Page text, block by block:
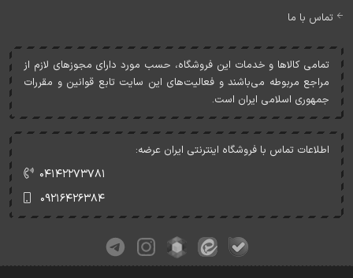
تماس با ما
تمامی کالاها و خدمات اين فروشگاه، حسب مورد دارای مجوزهای لازم از
مراجع مربوطه می‌باشند و فعاليت‌های اين سايت تابع قوانين و مقررات
جمهوری اسلامی ايران است.
اطلاعات تماس با فروشگاه اینترنتی ایران عرضه:
۰۴۱۴۲۲۷۳۷۸۱
۰۹۲۱۶۴۲۶۳۸۴